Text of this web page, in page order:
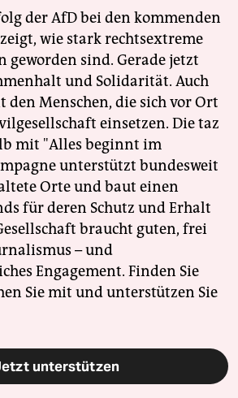
der AfD bei den kommenden
wie stark rechtsextreme
geworden sind. Gerade jetzt
und Solidarität. Auch
Menschen, die sich vor Ort
einsetzen. Die taz
mit "Alles beginnt im
unterstützt bundesweit
Orte und baut einen
für deren Schutz und Erhalt
braucht guten, frei
– und
Engagement. Finden Sie
Sie mit und unterstützen Sie
unterstützen